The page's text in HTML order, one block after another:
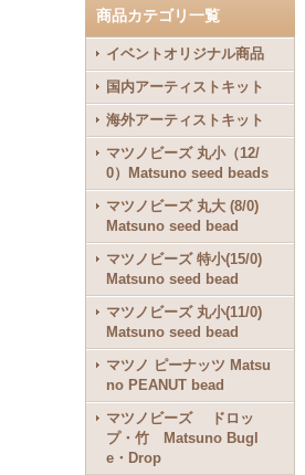
商品カテゴリ一覧
イベントオリジナル商品
国内アーティストキット
海外アーティストキット
マツノビーズ 丸小（12/
0）Matsuno seed beads
マツノビーズ 丸大 (8/0)
Matsuno seed bead
マツノビーズ 特小(15/0)
Matsuno seed bead
マツノビーズ 丸小(11/0)
Matsuno seed bead
マツノ ピーナッツ Matsu
no PEANUT bead
マツノビーズ ドロッ
プ・竹 Matsuno Bugl
e・Drop